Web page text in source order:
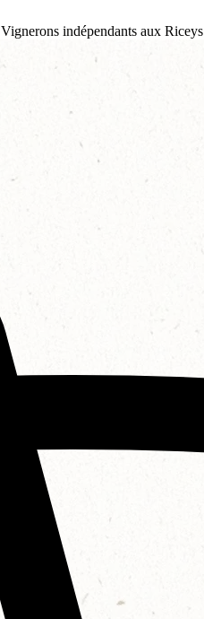
Vignerons indépendants aux Riceys